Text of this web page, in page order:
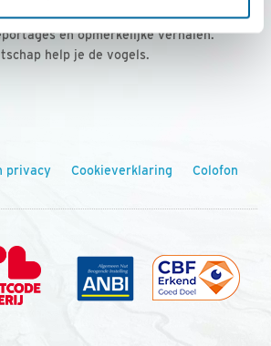
voor onze leden, met
en opmerkelijke verhalen.
help je de vogels.
privacy Cookieverklaring Colofon